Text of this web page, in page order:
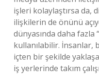
işleri kolaylaştırsa da,
ilişkilerin de önünü
dünyasında daha fazla
kullanılabilir. İnsanlar,
içten bir şekilde
iş yerlerinde takım